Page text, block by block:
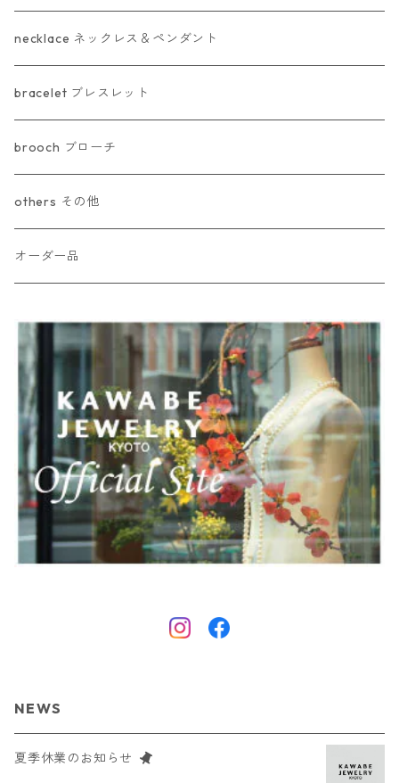
necklace ネックレス＆ペンダント
bracelet ブレスレット
brooch ブローチ
others その他
オーダー品
NEWS
夏季休業のお知らせ